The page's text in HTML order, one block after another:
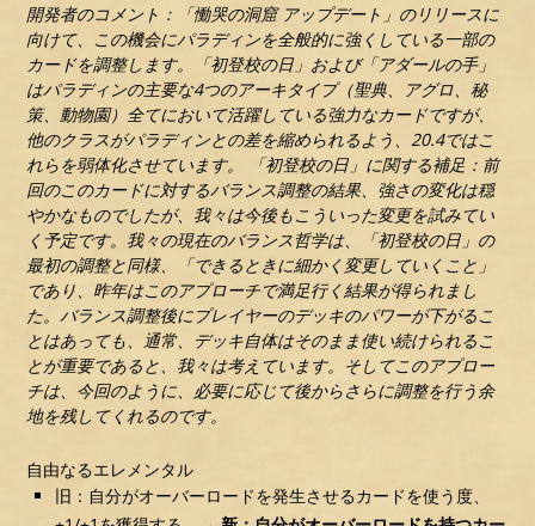
開発者のコメント：「慟哭の洞窟 アップデート」のリリースに
向けて、この機会にパラディンを全般的に強くしている一部の
カードを調整します。「初登校の日」および「アダールの手」
はパラディンの主要な4つのアーキタイプ（聖典、アグロ、秘
策、動物園）全てにおいて活躍している強力なカードですが、
他のクラスがパラディンとの差を縮められるよう、20.4ではこ
れらを弱体化させています。
「初登校の日」に関する補足：前
回のこのカードに対するバランス調整の結果、強さの変化は穏
やかなものでしたが、我々は今後もこういった変更を試みてい
く予定です。我々の現在のバランス哲学は、「初登校の日」の
最初の調整と同様、「できるときに細かく変更していくこと」
であり、昨年はこのアプローチで満足行く結果が得られまし
た。バランス調整後にプレイヤーのデッキのパワーが下がるこ
とはあっても、通常、デッキ自体はそのまま使い続けられるこ
とが重要であると、我々は考えています。そしてこのアプロー
チは、今回のように、必要に応じて後からさらに調整を行う余
地を残してくれるのです。
自由なるエレメンタル
旧：自分がオーバーロードを発生させるカードを使う度、